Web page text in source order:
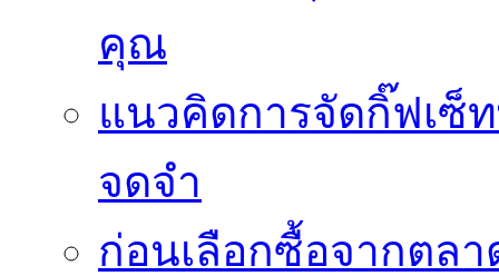
คุณ
แนวคิดการจัดกิ๊ฟเซ็
จดจำ
ก่อนเลือกซื้อจากตล